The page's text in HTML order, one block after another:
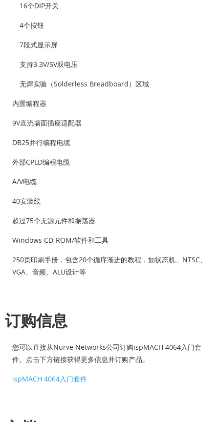
16个DIP开关
4个按钮
7段式显示屏
支持3.3V/5V双电压
无焊实验（Solderless Breadboard）区域
内置编程器
9V直流墙面插座适配器
DB25并行编程电缆
外部CPLD编程电缆
A/V电缆
40安装线
超过75个无源元件和振荡器
Windows CD-ROM/软件和工具
250页印刷手册，包含20个循序渐进的教程，如状态机、NTSC、
VGA、音频、ALU设计等
订购信息
您可以直接从Nurve Networks公司订购ispMACH 4064入门套
件。点击下方链接获得更多信息并订购产品。
ispMACH 4064入门套件